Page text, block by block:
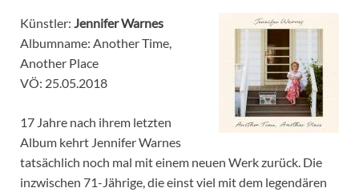
Künstler: Jennifer Warnes
Albumname: Another Time,
Another Place
VÖ: 25.05.2018
17 Jahre nach ihrem letzten
Album kehrt Jennifer Warnes
tatsächlich noch mal mit einem neuen Werk zurück. Die
inzwischen 71-Jährige, die einst viel mit dem legendären